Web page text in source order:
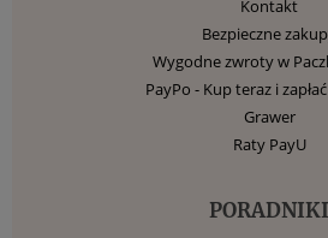
Kontakt
Bezpieczne
Wygodne zwroty w
PayPo - Kup teraz i
Grawer
Raty PayU
PORADNIKI